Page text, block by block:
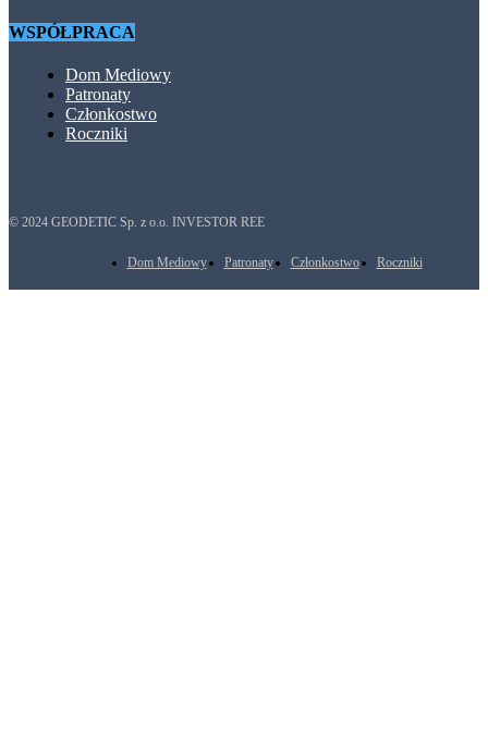
WSPÓŁPRACA
Dom Mediowy
Patronaty
Członkostwo
Roczniki
© 2024 GEODETIC Sp. z o.o. INVESTOR REE
Dom Mediowy Patronaty Członkostwo Roczniki